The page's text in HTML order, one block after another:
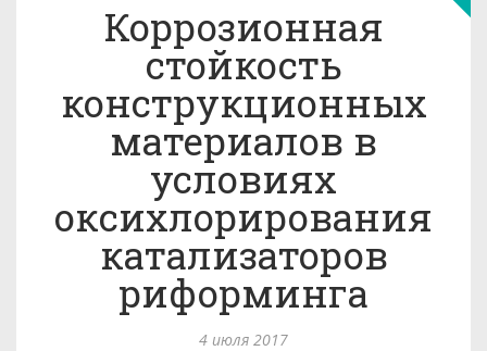
Коррозионная
стойкость
конструкционных
материалов в
условиях
оксихлорирования
катализаторов
риформинга
4 июля 2017